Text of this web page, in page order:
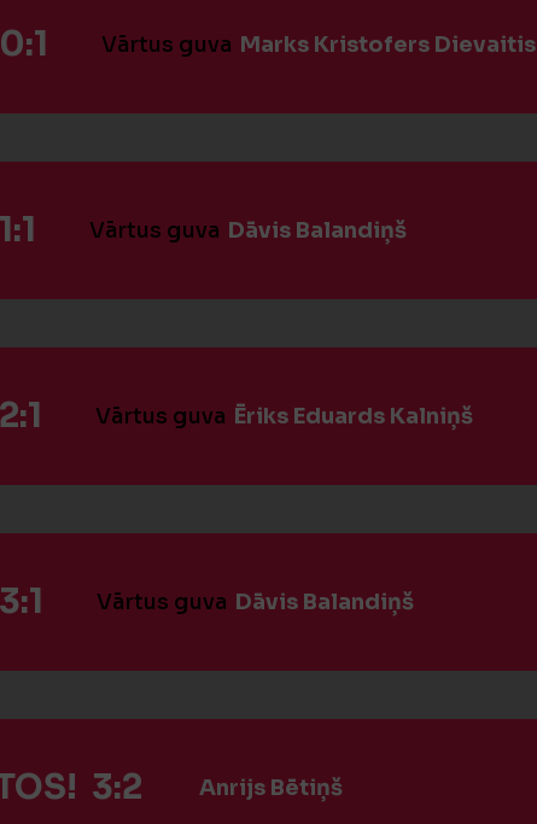
Vārtus guva Marks Kristofers Dievaitis
Vārtus guva Dāvis Balandiņš
Vārtus guva Ēriks Eduards Kalniņš
Vārtus guva Dāvis Balandiņš
3:2 Anrijs Bētiņš